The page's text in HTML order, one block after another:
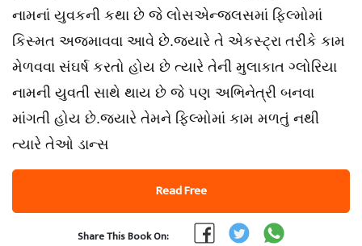
નામનાં યુવકની કથા છે જે લોસએન્જલસમાં ફિલ્મોમાં
કિસ્મત અજમાવવા આવે છે.જ્યારે તે એકસ્ટ્રા તરીકે કામ
મેળવવા સંઘર્ષ કરતો હોય છે ત્યારે તેની મુલાકાત ગ્લોરિયા
નામની યુવતી સાથે થાય છે જે પણ અભિનેત્રી બનવા
માંગતી હોય છે.જ્યારે તેમને ફિલ્મોમાં કામ મળતું નથી
ત્યારે તેઓ ડાન્સ
Read Free
Share This Book On: